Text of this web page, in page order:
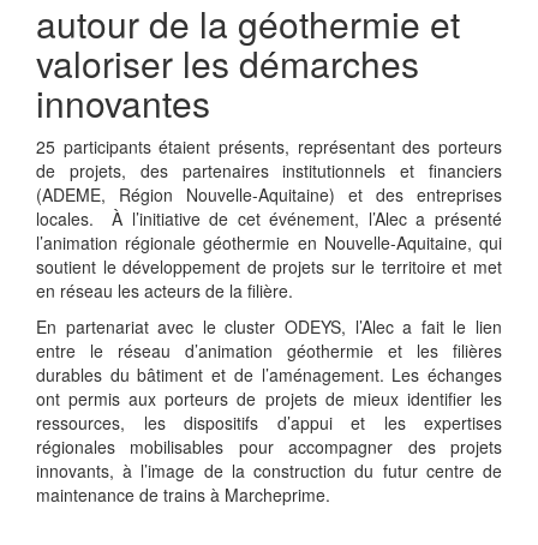
autour de la géothermie et
valoriser les démarches
innovantes
25 participants étaient présents, représentant des porteurs
de projets, des partenaires institutionnels et financiers
(ADEME, Région Nouvelle-Aquitaine) et des entreprises
locales.
À l’initiative de cet événement, l’Alec a présenté
l’animation régionale géothermie en Nouvelle-Aquitaine, qui
soutient le développement de projets sur le territoire et met
en réseau les acteurs de la filière.
En partenariat avec le cluster ODEYS, l’Alec a fait le lien
entre le réseau d’animation géothermie et les filières
durables du bâtiment et de l’aménagement. Les échanges
ont permis aux porteurs de projets de mieux identifier les
ressources, les dispositifs d’appui et les expertises
régionales mobilisables pour accompagner des projets
innovants, à l’image de la construction du futur centre de
maintenance de trains à Marcheprime.